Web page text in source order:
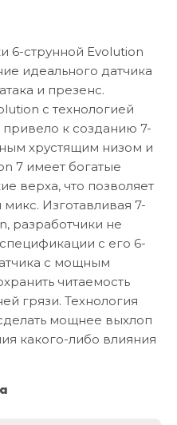
6-струнной Evolution
идеального датчика
и презенс.
с технологией
привело к созданию 7-
хрустящим низом и
7 имеет богатые
верха, что позволяет
Изготавливая 7-
разработчики не
с его 6-
с мощным
читаемость
грязи. Технология
мощнее выхлоп
какого-либо влияния